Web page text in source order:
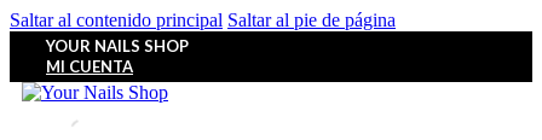
Saltar al contenido principal Saltar al pie de página
YOUR NAILS SHOP
MI CUENTA